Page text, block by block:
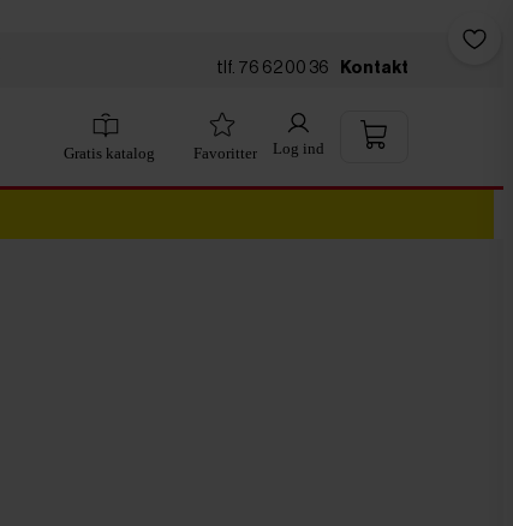
tlf. 76 62 00 36 Kontakt
Gratis katalog Favoritter Log ind